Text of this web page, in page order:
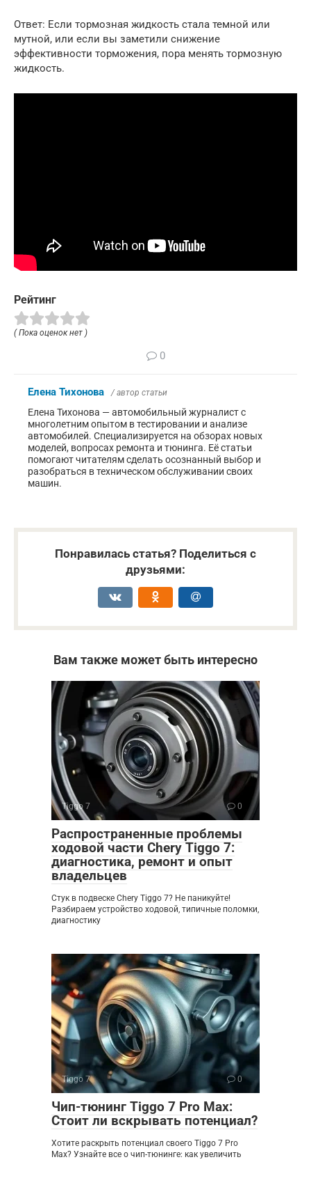
Ответ: Если тормозная жидкость стала темной или
мутной, или если вы заметили снижение
эффективности торможения, пора менять тормозную
жидкость.
Рейтинг
( Пока оценок нет )
0
Елена Тихонова / автор статьи
Елена Тихонова — автомобильный журналист с
многолетним опытом в тестировании и анализе
автомобилей. Специализируется на обзорах новых
моделей, вопросах ремонта и тюнинга. Её статьи
помогают читателям сделать осознанный выбор и
разобраться в техническом обслуживании своих
машин.
Понравилась статья? Поделиться с
друзьями:
Вам также может быть интересно
Tiggo 7 0
Распространенные проблемы
ходовой части Chery Tiggo 7:
диагностика, ремонт и опыт
владельцев
Стук в подвеске Chery Tiggo 7? Не паникуйте!
Разбираем устройство ходовой, типичные поломки,
диагностику
Tiggo 7 0
Чип-тюнинг Tiggo 7 Pro Max:
Стоит ли вскрывать потенциал?
Хотите раскрыть потенциал своего Tiggo 7 Pro
Max? Узнайте все о чип-тюнинге: как увеличить